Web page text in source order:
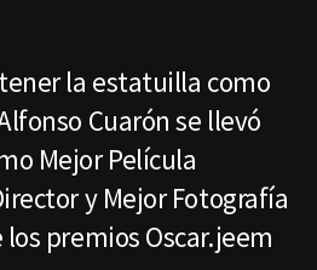
la estatuilla como
Cuarón se llevó
Mejor Película
y Mejor Fotografía
premios Oscar.jeem